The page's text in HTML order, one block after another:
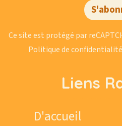
Ce site est protégé par
Politique de confidentialité
Liens
D'accueil